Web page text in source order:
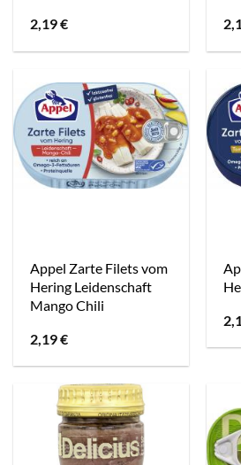
2,19€
Appel Zarte Filets vom
Hering Leidenschaft
Mango Chili
2,19€